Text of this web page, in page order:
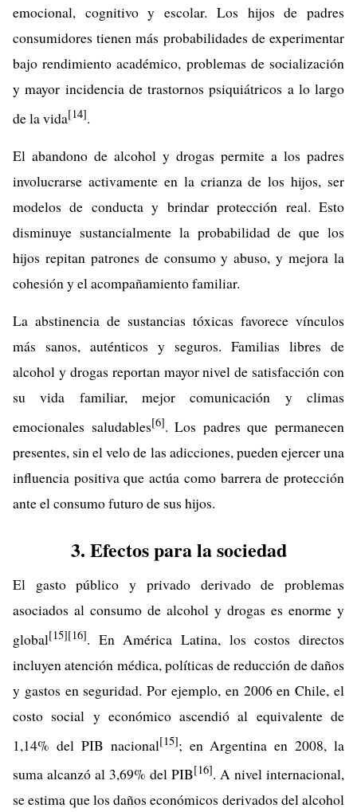
emocional, cognitivo y escolar. Los hijos de padres
consumidores tienen más probabilidades de experimentar
bajo rendimiento académico, problemas de socialización
y mayor incidencia de trastornos psiquiátricos a lo largo
de la vida[14].
El abandono de alcohol y drogas permite a los padres
involucrarse activamente en la crianza de los hijos, ser
modelos de conducta y brindar protección real. Esto
disminuye sustancialmente la probabilidad de que los
hijos repitan patrones de consumo y abuso, y mejora la
cohesión y el acompañamiento familiar.
La abstinencia de sustancias tóxicas favorece vínculos
más sanos, auténticos y seguros. Familias libres de
alcohol y drogas reportan mayor nivel de satisfacción con
su vida familiar, mejor comunicación y climas
emocionales saludables[6]. Los padres que permanecen
presentes, sin el velo de las adicciones, pueden ejercer una
influencia positiva que actúa como barrera de protección
ante el consumo futuro de sus hijos.
3. Efectos para la sociedad
El gasto público y privado derivado de problemas
asociados al consumo de alcohol y drogas es enorme y
global[15][16]. En América Latina, los costos directos
incluyen atención médica, políticas de reducción de daños
y gastos en seguridad. Por ejemplo, en 2006 en Chile, el
costo social y económico ascendió al equivalente de
1,14% del PIB nacional[15]; en Argentina en 2008, la
suma alcanzó al 3,69% del PIB[16]. A nivel internacional,
se estima que los daños económicos derivados del alcohol